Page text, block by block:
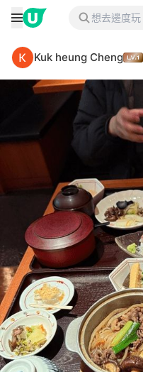
Kuk heung Cheng